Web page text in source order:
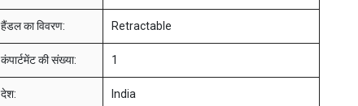
हैंडल का विवरण: Retractable
कंपार्टमेंट की संख्या: 1
देश: India